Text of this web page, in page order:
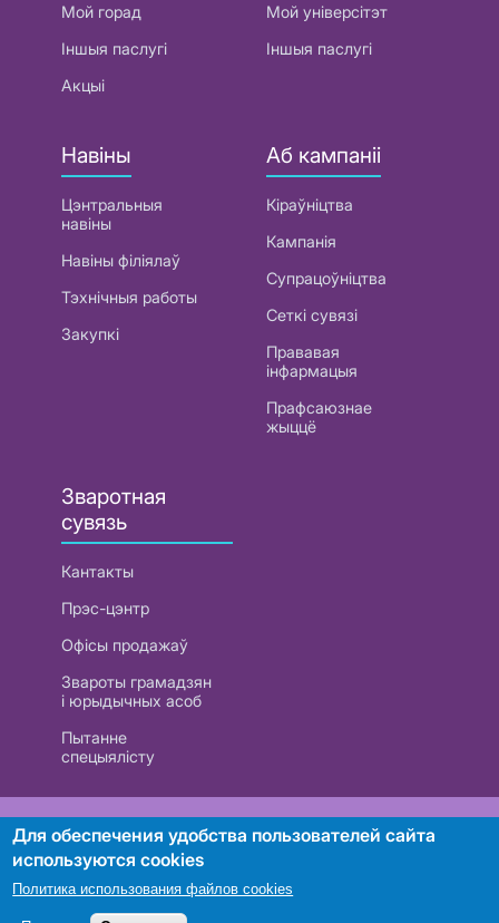
Мой горад
Іншыя паслугі
Акцыі
Мой універсітэт
Іншыя паслугі
Навіны
Цэнтральныя
навіны
Навіны філіялаў
Тэхнічныя работы
Закупкі
Аб кампаніі
Кіраўніцтва
Кампанія
Супрацоўніцтва
Сеткі сувязі
Прававая
інфармацыя
Прафсаюзнае
жыццё
Зваротная
сувязь
Кантакты
Прэс-цэнтр
Офісы продажаў
Звароты грамадзян
і юрыдычных асоб
Пытанне
спецыялісту
РУП «Белтэлекам». УНП 101007741
Пошук
Для обеспечения удобства пользователей сайта
используются cookies
Политика использования файлов cookies